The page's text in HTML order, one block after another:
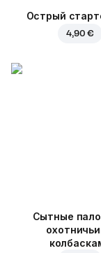
Острый
4,90 €
Cытные